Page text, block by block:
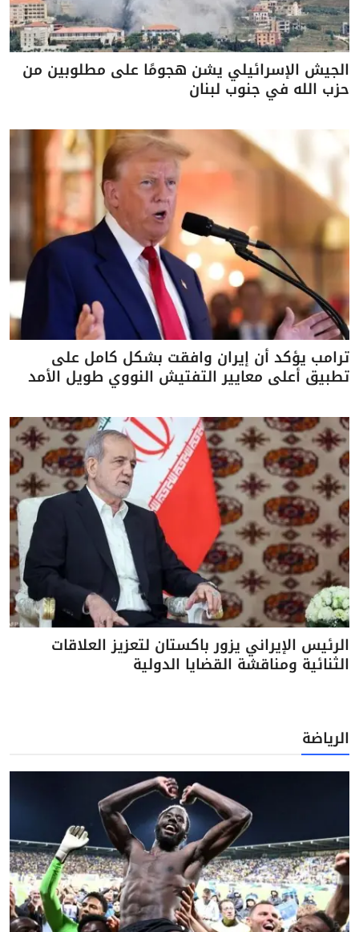
الجيش الإسرائيلي يشن هجومًا على مطلوبين من
حزب الله في جنوب لبنان
ترامب يؤكد أن إيران وافقت بشكل كامل على
تطبيق أعلى معايير التفتيش النووي طويل الأمد
الرئيس الإيراني يزور باكستان لتعزيز العلاقات
الثنائية ومناقشة القضايا الدولية
الرياضة